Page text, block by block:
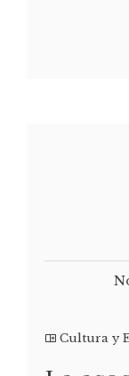
Cultura y